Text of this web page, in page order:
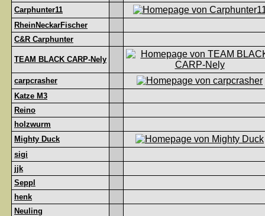
Carphunter11
RheinNeckarFischer
C&R Carphunter
TEAM BLACK CARP-Nely
carpcrasher
Katze M3
Reino
holzwurm
Mighty Duck
sigi
jjk
Seppl
henk
Neuling